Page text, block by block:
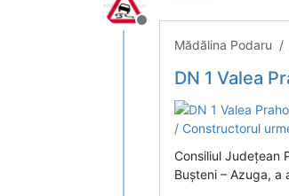
Deconectat
Mădălina Podaru
DN 1 Valea Prahovei: A fost
Consiliul Județean
Bușteni – Azuga, a